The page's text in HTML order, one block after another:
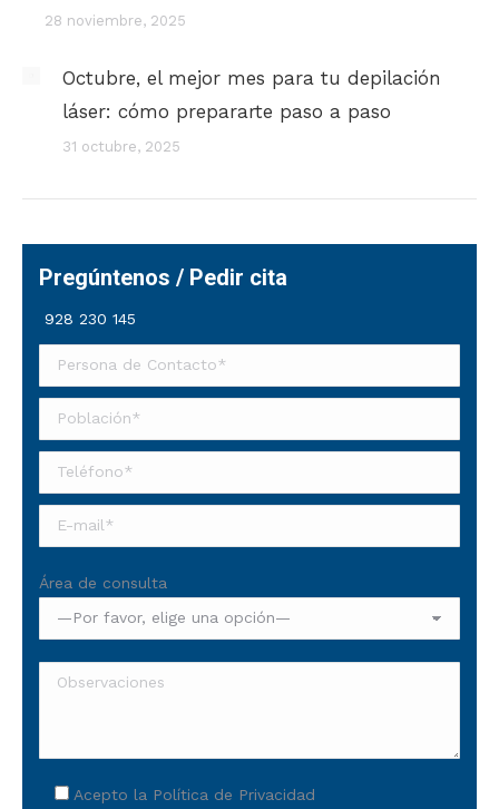
28 noviembre, 2025
Octubre, el mejor mes para tu depilación
láser: cómo prepararte paso a paso
31 octubre, 2025
Pregúntenos / Pedir cita
928 230 145
Área de consulta
Acepto la Política de Privacidad